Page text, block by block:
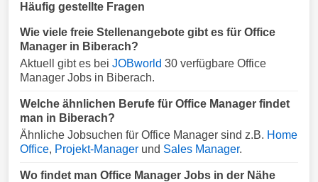
Häufig gestellte Fragen
Wie viele freie Stellenangebote gibt es für Office
Manager in Biberach?
Aktuell gibt es bei JOBworld 30 verfügbare Office
Manager Jobs in Biberach.
Welche ähnlichen Berufe für Office Manager findet
man in Biberach?
Ähnliche Jobsuchen für Office Manager sind z.B. Home
Office, Projekt-Manager und Sales Manager.
Wo findet man Office Manager Jobs in der Nähe